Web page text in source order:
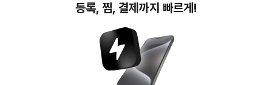
번개장터(주) 사업자정보, 이용약관 및 기타 법적고지
번개장터㈜는 통신판매중개자이며, 통신판매의 당사자가 아닙니다. 전자상거래 등에서의
소비자보호에 관한 법률 등 관련 법령 및 번개장터㈜의 약관에 따라 상품, 상품정보, 거래에 관한 책임은
등록, 찜, 결제까지 빠르게!